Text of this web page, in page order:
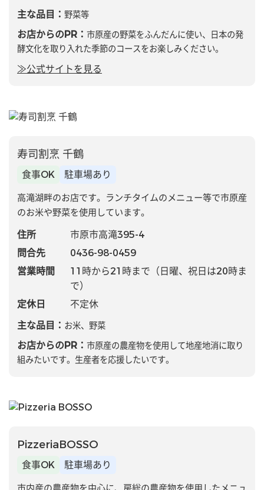
主な品目： 野菜等
お店からのPR： 市原産の野菜をふんだんに使い、日本の発
酵文化を取り入れた季節のコースをお楽しみください。
≫公式サイトを見る
寿司割烹 千鶴
食事OK 駐車場あり
高滝湖畔のお店です。ランチタイムのメニュー等で市原産
のお米や野菜を使用しています。
住所
市原市高滝395-4
問合先
0436-98-0459
営業時間
11時から21時まで（日曜、祝日は20時ま
で）
定休日
不定休
主な品目： お米、野菜
お店からのPR： 市原産の農産物を使用して地産地消に取り
組みたいです。生産者を応援したいです。
PizzeriaBOSSO
食事OK 駐車場あり